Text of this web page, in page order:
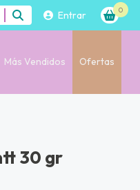
Entrar 0
Más Vendidos Ofertas
30 gr